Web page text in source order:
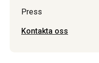
Press
Kontakta oss